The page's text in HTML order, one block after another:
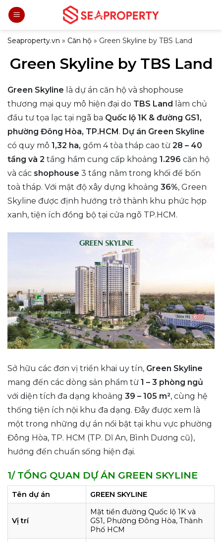
Bỏ
qua
Seaproperty.vn » Căn hộ » Green Skyline by TBS Land
Green Skyline by TBS Land
Green Skyline là dự án căn hộ và shophouse
thương mại quy mô hiện đại do TBS Land làm chủ
đầu tư tọa lạc tại ngã ba Quốc lộ 1K & đường GS1,
phường Đông Hòa, TP.HCM. Dự án Green Skyline
có quy mô 1,32 ha, gồm 4 tòa tháp cao từ 28 – 40
tầng và 2 tầng hầm cung cấp khoảng 1.296 căn hộ
và các shophouse 3 tầng nằm trong khối đế bốn
toà tháp. Với mật độ xây dựng khoảng 36%, Green
Skyline được định hướng trở thành khu phức hợp
xanh, tiện ích đồng bộ tại cửa ngõ TP.HCM.
Sở hữu các đơn vị triển khai uy tín, Green Skyline
mang đến các dòng sản phẩm từ 1 – 3 phòng ngủ
với diện tích đa dạng khoảng 39 – 105 m², cùng hệ
thống tiện ích nội khu đa dạng. Đây được xem là
một trong những dự án nổi bật tại khu vực phường
Đông Hòa, TP. HCM (TP. Dĩ An, Bình Dương cũ),
hướng đến chuẩn sống hiện đại.
1/ TỔNG QUAN DỰ ÁN GREEN SKYLINE
Tên dự án GREEN SKYLINE
Vị trí
Mặt tiền đường Quốc lộ 1K và
GS1, Phường Đông Hòa, Thành
Phố HCM